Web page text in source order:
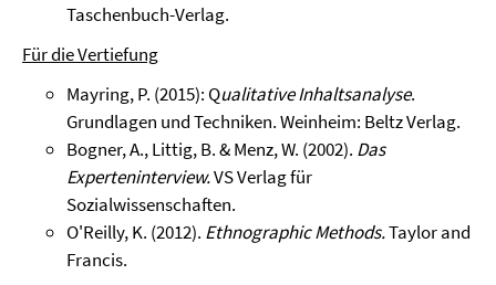
Taschenbuch-Verlag.
Für die Vertiefung
Mayring, P. (2015): Qualitative Inhaltsanalyse.
Grundlagen und Techniken. Weinheim: Beltz Verlag.
Bogner, A., Littig, B. & Menz, W. (2002). Das
Experteninterview.VS Verlag für
Sozialwissenschaften.
O'Reilly, K. (2012). Ethnographic Methods.Taylor and
Francis.